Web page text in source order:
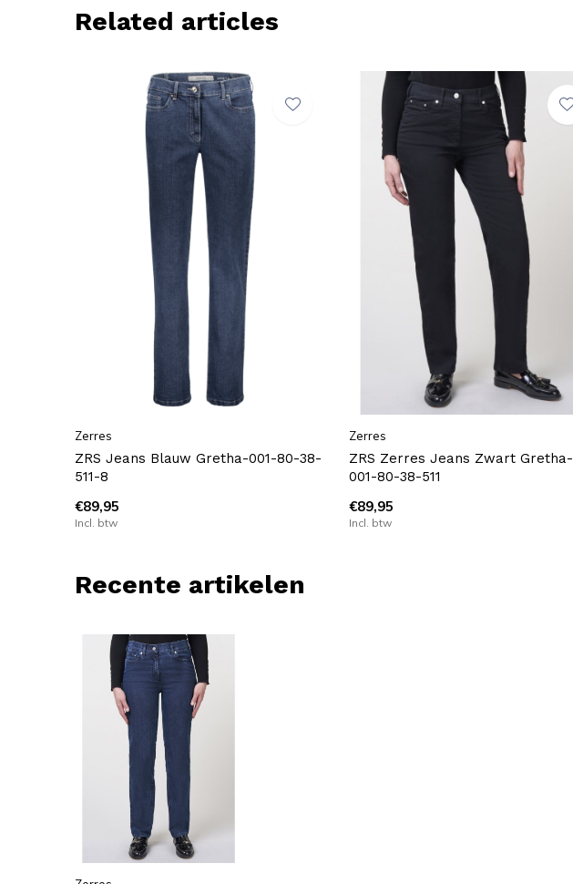
Related articles
Zerres
ZRS Jeans Blauw Gretha-001-80-38-
511-8
€89,95
Incl. btw
Zerres
ZRS Zerres Jeans Zwart Gretha-
001-80-38-511
€89,95
Incl. btw
Recente artikelen